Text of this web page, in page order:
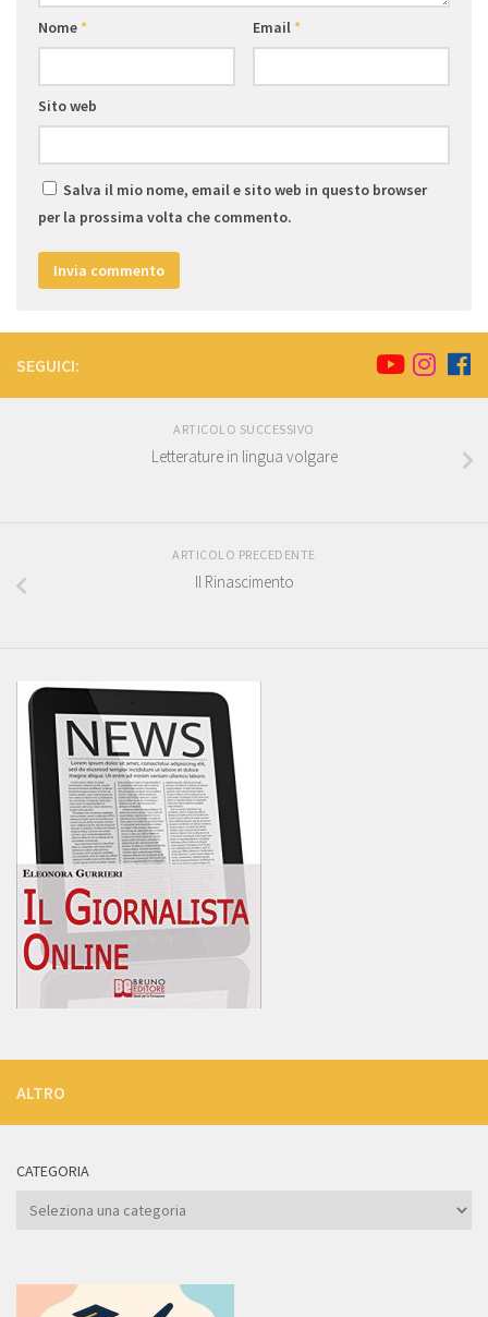
Nome* Email*
Sito web
Salva il mio nome, email e sito web in questo browser
per la prossima volta che commento.
SEGUICI:
ARTICOLO SUCCESSIVO
Letterature in lingua volgare
ARTICOLO PRECEDENTE
Il Rinascimento
ALTRO
CATEGORIA
Categoria